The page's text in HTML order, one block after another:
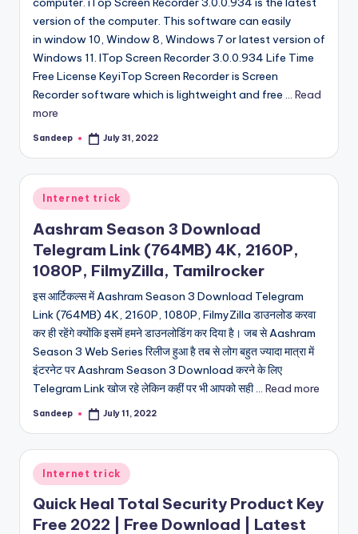
version of the computer. This software can easily
in window 10, Window 8, Windows 7 or latest version of
Windows 11. ITop Screen Recorder 3.0.0.934 Life Time
Free License KeyiTop Screen Recorder is Screen
Recorder software which is lightweight and free ... Read
more
Posted
Sandeep July 31, 2022
Posted
in
Internet trick
Aashram Season 3 Download
Telegram Link (764MB) 4K, 2160P,
1080P, FilmyZilla, Tamilrocker
इस आर्टिकल्स में Aashram Season 3 Download Telegram
Link (764MB) 4K, 2160P, 1080P, FilmyZilla डाउनलोड करवा
कर ही रहेंगे क्योंकि इसमें हमने डाउनलोडिंग कर दिया है। जब से Aashram
Season 3 Web Series रिलीज हुआ है तब से लोग बहुत ज्यादा मात्रा में
इंटरनेट पर Aashram Season 3 Download करने के लिए
Telegram Link खोज रहे लेकिन कहीं पर भी आपको सही ... Read more
Posted
Sandeep July 11, 2022
Posted
in
Internet trick
Quick Heal Total Security Product Key
Free 2022 | Free Download | Latest